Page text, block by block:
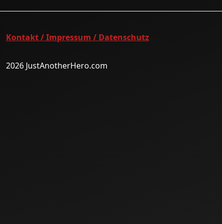
Kontakt / Impressum / Datenschutz
2026 JustAnotherHero.com